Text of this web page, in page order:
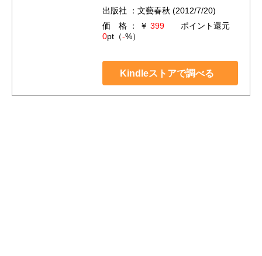
出版社 ：文藝春秋 (2012/7/20)
価 格 ： ￥ 399ポイント還元
0pt（-%）
Kindleストアで調べる